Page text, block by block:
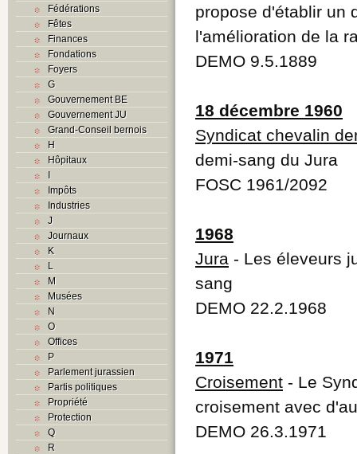
Fédérations
Fêtes
Finances
Fondations
Foyers
G
Gouvernement BE
Gouvernement JU
Grand-Conseil bernois
H
Hôpitaux
I
Impôts
Industries
J
Journaux
K
L
M
Musées
N
O
Offices
P
Parlement jurassien
Partis politiques
Propriété
Protection
Q
R
propose d'établir un
l'amélioration de la
DEMO 9.5.1889
18 décembre 1960
Syndicat chevalin
demi-sang du Jura
FOSC 1961/2092
1968
Jura - Les éleveurs
sang
DEMO 22.2.1968
1971
Croisement - Le
croisement avec
DEMO 26.3.1971